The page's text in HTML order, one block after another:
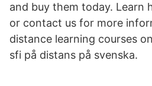
and buy them today. Learn
or contact us for more
distance learning courses
sfi på distans på svenska.